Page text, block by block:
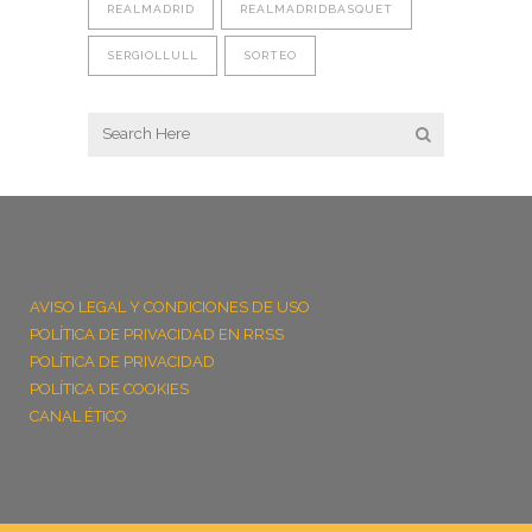
REALMADRID REALMADRIDBASQUET
SERGIOLLULL SORTEO
AVISO LEGAL Y CONDICIONES DE USO
POLÍTICA DE PRIVACIDAD EN RRSS
POLÍTICA DE PRIVACIDAD
POLÍTICA DE COOKIES
CANAL ÉTICO